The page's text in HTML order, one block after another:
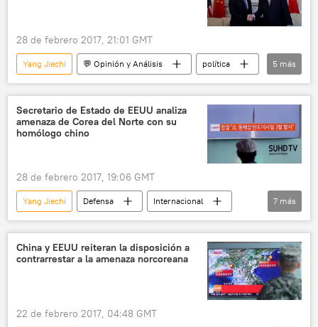
28 de febrero 2017, 21:01 GMT
Yang Jiechi 💬 Opinión y Análisis
política
EEUU
China
Donald Trump
noticias
5 más
Secretario de Estado de EEUU analiza
amenaza de Corea del Norte con su
homólogo chino
28 de febrero 2017, 19:06 GMT
Yang Jiechi Defensa
Internacional
América del Norte
EEUU
China
Corea del Norte
Rex Tillerson
🌏 Asia
noticias
7 más
China y EEUU reiteran la disposición a
contrarrestar a la amenaza norcoreana
22 de febrero 2017, 04:48 GMT